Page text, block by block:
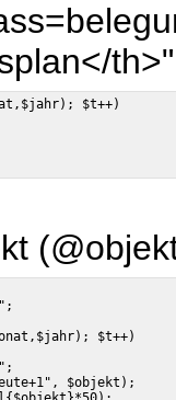
$t++)
$t++)
$objekt);